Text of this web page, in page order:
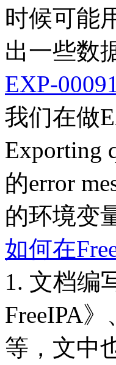
时候可能
出一些数
EXP-
我们在做
Exporting
的error
的环境变
如何在
1. 文档编
FreeIPA
等，文中